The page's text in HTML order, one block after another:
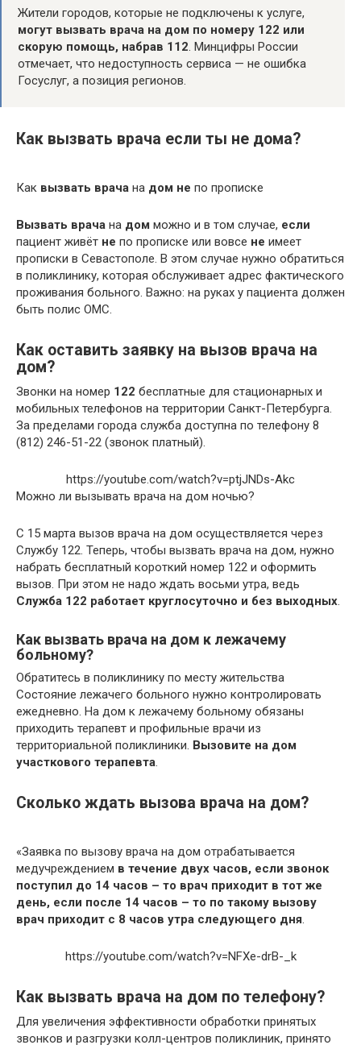
Жители городов, которые не подключены к услуге,
могут вызвать врача на дом по номеру 122 или
скорую помощь, набрав 112. Минцифры России
отмечает, что недоступность сервиса — не ошибка
Госуслуг, а позиция регионов.
Как вызвать врача если ты не дома?
Как вызвать врача на дом не по прописке
Вызвать врача на дом можно и в том случае, если
пациент живёт не по прописке или вовсе не имеет
прописки в Севастополе. В этом случае нужно обратиться
в поликлинику, которая обслуживает адрес фактического
проживания больного. Важно: на руках у пациента должен
быть полис ОМС.
Как оставить заявку на вызов врача на
дом?
Звонки на номер 122 бесплатные для стационарных и
мобильных телефонов на территории Санкт-Петербурга.
За пределами города служба доступна по телефону 8
(812) 246-51-22 (звонок платный).
https://youtube.com/watch?v=ptjJNDs-Akc
Можно ли вызывать врача на дом ночью?
С 15 марта вызов врача на дом осуществляется через
Службу 122. Теперь, чтобы вызвать врача на дом, нужно
набрать бесплатный короткий номер 122 и оформить
вызов. При этом не надо ждать восьми утра, ведь
Служба 122 работает круглосуточно и без выходных.
Как вызвать врача на дом к лежачему
больному?
Обратитесь в поликлинику по месту жительства
Состояние лежачего больного нужно контролировать
ежедневно. На дом к лежачему больному обязаны
приходить терапевт и профильные врачи из
территориальной поликлиники. Вызовите на дом
участкового терапевта.
Сколько ждать вызова врача на дом?
«Заявка по вызову врача на дом отрабатывается
медучреждением в течение двух часов, если звонок
поступил до 14 часов – то врач приходит в тот же
день, если после 14 часов – то по такому вызову
врач приходит с 8 часов утра следующего дня.
https://youtube.com/watch?v=NFXe-drB-_k
Как вызвать врача на дом по телефону?
Для увеличения эффективности обработки принятых
звонков и разгрузки колл-центров поликлиник, принято